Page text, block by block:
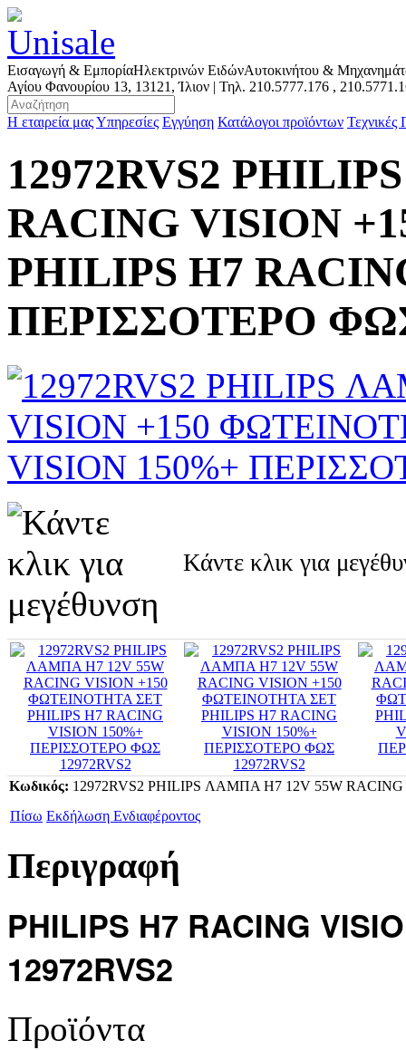
Εισαγωγή & ΕμπορίαΗλεκτρινών ΕιδώνΑυτοκινήτου &
Αγίου Φανουρίου 13, 13121, Ίλιον | Τηλ. 210.5777.176 ,
Η εταιρεία μαςΥπηρεσίες Εγγύηση Κατάλογοι προϊόντων Τεχνικές
12972RVS2
RACING VISION
PHILIPS Η7
ΠΕΡΙΣΣΟΤΕΡΟ ΦΩΣ
Κάντε κλικ για
Κωδικός: 12972RVS2 PHILIPS ΛΑΜΠA Η7 12V 55W
Πίσω Εκδήλωση Ενδιαφέροντος
Περιγραφή
PHILIPS Η7 RACING
12972RVS2
Προϊόντα